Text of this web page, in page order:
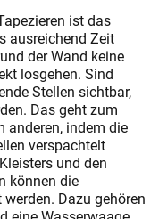
ist das
ausreichend Zeit
der Wand keine
losgehen. Sind
Stellen sichtbar,
Das geht zum
anderen, indem die
verspachtelt
und den
können die
Dazu gehören